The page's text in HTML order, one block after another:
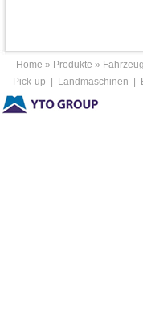
Home » Produkte » Fahrzeug
Pick-up
Landmaschinen